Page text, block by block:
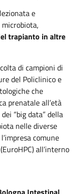
e
trapianto in altre
di campioni di
del Policlinico e
che
prenatale all’età
“big data” della
nelle diverse
comune
all’interno